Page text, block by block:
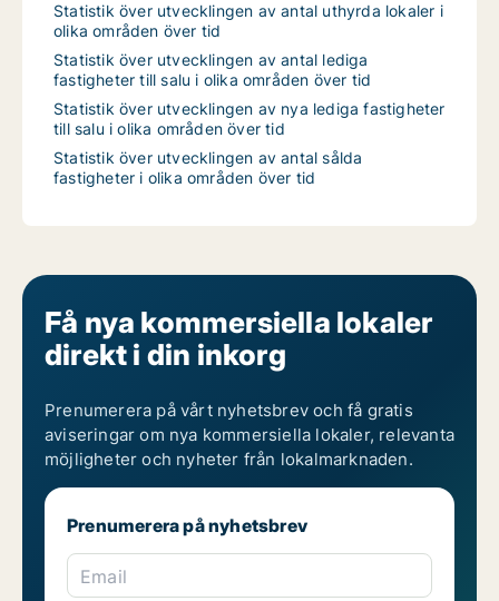
Statistik över utvecklingen av antal uthyrda lokaler i
olika områden över tid
Statistik över utvecklingen av antal lediga
fastigheter till salu i olika områden över tid
Statistik över utvecklingen av nya lediga fastigheter
till salu i olika områden över tid
Statistik över utvecklingen av antal sålda
fastigheter i olika områden över tid
Få nya kommersiella lokaler
direkt i din inkorg
Prenumerera på vårt nyhetsbrev och få gratis
aviseringar om nya kommersiella lokaler, relevanta
möjligheter och nyheter från lokalmarknaden.
Prenumerera på nyhetsbrev
Email